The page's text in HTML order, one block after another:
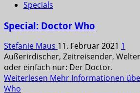
Specials
Special: Doctor Who
Stefanie Maus 11. Februar 2021 1
Außerirdischer, Zeitreisender,
oder einfach nur: Der Doctor.
Weiterlesen Mehr Informationen
Who